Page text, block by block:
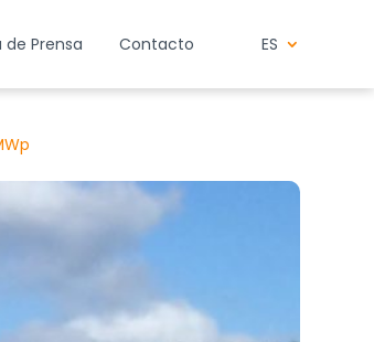
de Prensa Contacto ES